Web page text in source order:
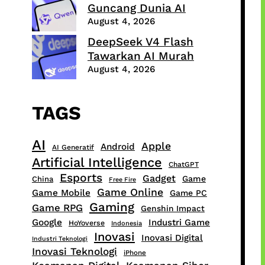
Guncang Dunia AI
August 4, 2026
DeepSeek V4 Flash
Tawarkan AI Murah
August 4, 2026
TAGS
AI AI Generatif Android Apple
Artificial Intelligence ChatGPT
China Esports Free Fire Gadget Game
Game Mobile Game Online Game PC
Game RPG Gaming Genshin Impact
Google HoYoverse Indonesia Industri Game
Industri Teknologi Inovasi Inovasi Digital
Inovasi Teknologi iPhone